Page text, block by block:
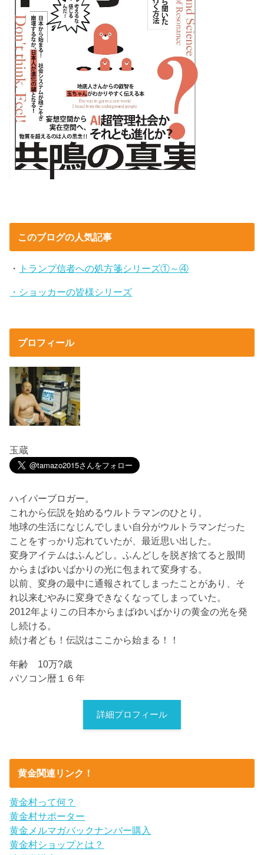
このブログの人気記事
・ トランプ信者への処方箋シリーズ①～④
・ショッカーの皆様シリーズ
プロフィール
玉蔵
ハイパーブロガー。
これから伝説を始めるウルトラマンのひとり。
地球の生活になじんでしまい自分がウルトラマンだった
ことをすっかり忘れていたが、最近思い出した。
変身アイテムはふんどし。ふんどしを脱ぎ捨てると股間
からまばゆいばかりの光に包まれて変身する。
以前、変身の最中に通報されてしまったことがあり、そ
れ以来むやみに変身できなくなってしまっていた。
2012年よりこの日本からまばゆいばかりの黄金の光を発
し続ける。
続け者ども！伝説はここから始まる！！
年齢 10万?歳
パソコン暦１６年
詳細プロフィール
黄金関連リンク！
黄金村って何？
黄金村サポーター
黄金メルマガバックナンバー購入
黄金村ショップとは？